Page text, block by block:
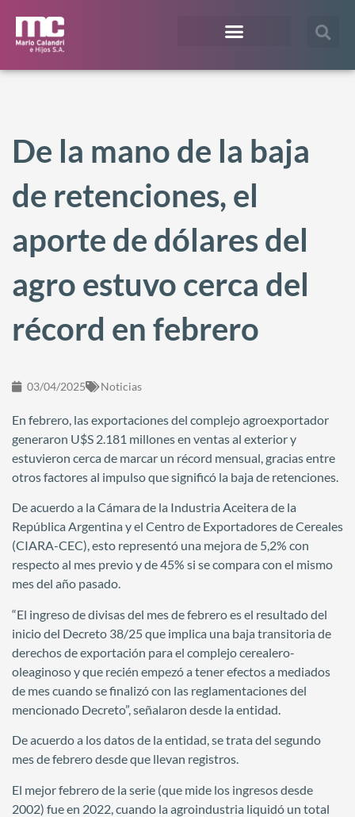
De la mano de la baja
de retenciones, el
aporte de dólares del
agro estuvo cerca del
récord en febrero
03/04/2025 Noticias
En febrero, las exportaciones del complejo agroexportador
generaron U$S 2.181 millones en ventas al exterior y
estuvieron cerca de marcar un récord mensual, gracias entre
otros factores al impulso que significó la baja de retenciones.
De acuerdo a la Cámara de la Industria Aceitera de la
República Argentina y el Centro de Exportadores de Cereales
(CIARA-CEC), esto representó una mejora de 5,2% con
respecto al mes previo y de 45% si se compara con el mismo
mes del año pasado.
“El ingreso de divisas del mes de febrero es el resultado del
inicio del Decreto 38/25 que implica una baja transitoria de
derechos de exportación para el complejo cerealero-
oleaginoso y que recién empezó a tener efectos a mediados
de mes cuando se finalizó con las reglamentaciones del
mencionado Decreto”, señalaron desde la entidad.
De acuerdo a los datos de la entidad, se trata del segundo
mes de febrero desde que llevan registros.
El mejor febrero de la serie (que mide los ingresos desde
2002) fue en 2022, cuando la agroindustria liquidó un total